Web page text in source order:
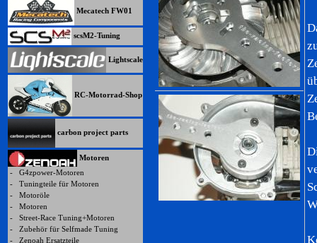
Mecatech FW01
scsM2-Tuning
Lightscale
RC-Motorrad-Shop
carbon project parts
Motoren
- G4zpower-Motoren
- Tuningteile für Motoren
- Motoröle
- Motoren
- Street-Race Tuning+Motoren
- Zubehör für Selfmade Tuning
- Zenoah Ersatzteile